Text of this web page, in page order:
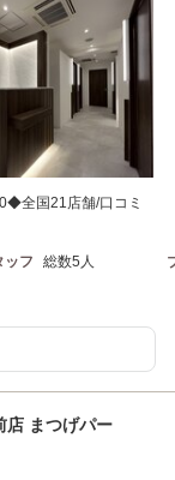
全国21店舗/口コミ
ッフ 総数5人
まつげパー